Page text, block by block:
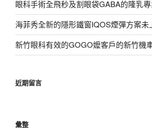
眼科手術全飛秒及割眼袋GABA的隆乳
海菲秀全新的隱形鐵窗IQOS煙彈方案未
新竹眼科有效的GOGO嬤客戶的新竹機
近期留言
彙整